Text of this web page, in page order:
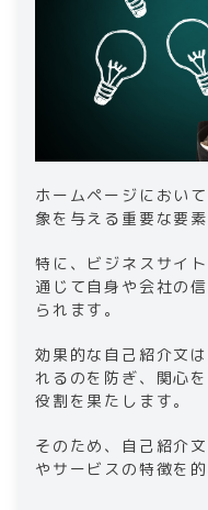
ホームページにおい
象を与える重要な要素
特に、ビジネスサイ
通じて自身や会社の
られます。
効果的な自己紹介文
れるのを防ぎ、関心
役割を果たします。
そのため、自己紹介
やサービスの特徴を